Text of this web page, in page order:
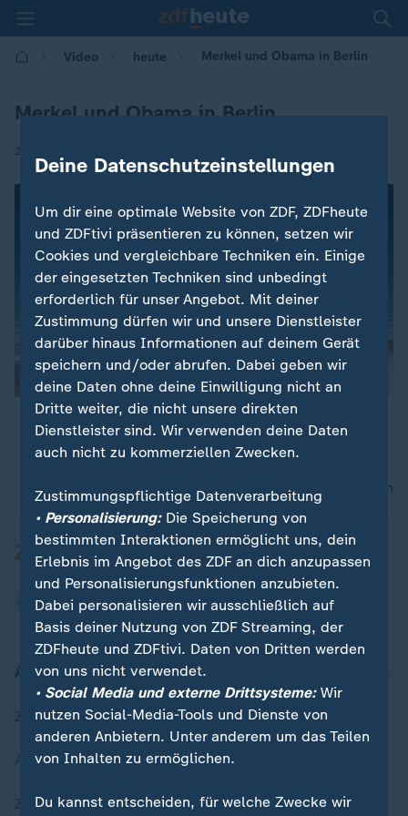
Video heute Merkel und Obama in Berlin
Merkel und Obama in Berlin
25.05.2017 | 14:26
00:05
nach oben
Aktuell bei ZDFheute
Zuletzt veröffentlicht
Aktuelle Sendungs-Videos
ZDFheute Stories
Deine Datenschutzeinstellungen
Um dir eine optimale Website von ZDF, ZDFheute
und ZDFtivi präsentieren zu können, setzen wir
Cookies und vergleichbare Techniken ein. Einige
der eingesetzten Techniken sind unbedingt
erforderlich für unser Angebot. Mit deiner
Zustimmung dürfen wir und unsere Dienstleister
darüber hinaus Informationen auf deinem Gerät
speichern und/oder abrufen. Dabei geben wir
deine Daten ohne deine Einwilligung nicht an
Dritte weiter, die nicht unsere direkten
Dienstleister sind. Wir verwenden deine Daten
auch nicht zu kommerziellen Zwecken.
Zustimmungspflichtige Datenverarbeitung
• Personalisierung:Die Speicherung von
bestimmten Interaktionen ermöglicht uns, dein
Erlebnis im Angebot des ZDF an dich anzupassen
und Personalisierungsfunktionen anzubieten.
Dabei personalisieren wir ausschließlich auf
Basis deiner Nutzung von ZDF Streaming, der
ZDFheute und ZDFtivi. Daten von Dritten werden
von uns nicht verwendet.
• Social Media und externe Drittsysteme:Wir
nutzen Social-Media-Tools und Dienste von
anderen Anbietern. Unter anderem um das Teilen
von Inhalten zu ermöglichen.
Du kannst entscheiden, für welche Zwecke wir